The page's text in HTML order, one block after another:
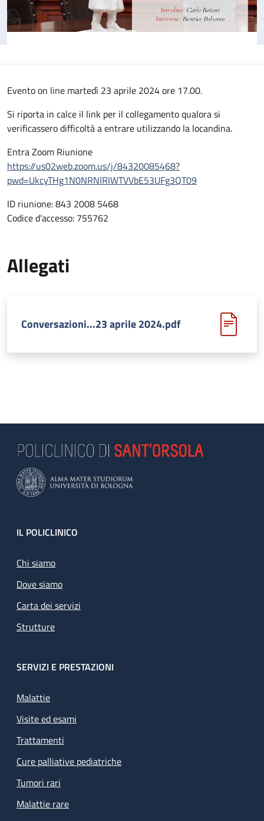
Evento on line martedì 23 aprile 2024 ore 17.00.
Si riporta in calce il link per il collegamento qualora si
verificassero difficoltà a entrare utilizzando la locandina.
Entra Zoom Riunione
https://us02web.zoom.us/j/84320085468?
pwd=UkcyTHg1N0NRNlRIWTVVbE53UFg3QT09
ID riunione: 843 2008 5468
Codice d’accesso: 755762
Allegati
Conversazioni...23 aprile 2024.pdf
Footer
IL POLICLINICO
Chi siamo
Dove siamo
Carta dei servizi
Strutture
SERVIZI E PRESTAZIONI
Malattie
Visite ed esami
Trattamenti
Cure palliative pediatriche
Tumori rari
Malattie rare